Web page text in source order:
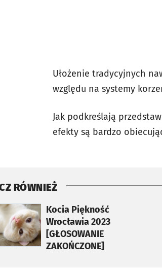
Ułożenie tradycyjnych
względu na systemy
Jak podkreślają
efekty są bardzo
RÓWNIEŻ
Kocia Piękność
Wrocławia 2023
[GŁOSOWANIE
ZAKOŃCZONE]
się w nowej karcie